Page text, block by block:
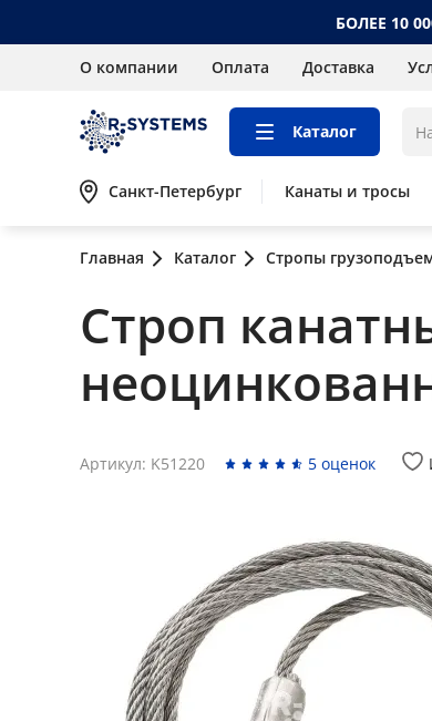
БОЛЕЕ 10
О компании Оплата Доставка
Каталог
Санкт-Петербург Канаты и тросы
Главная Каталог Стропы
Строп
Артикул: K51220 5 оценок